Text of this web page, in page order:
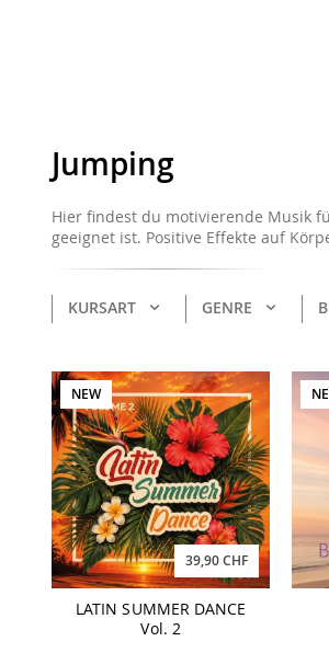
Jumping
Hier findest du motivierende Musik
geeignet ist. Positive Effekte auf
KURSART GENRE
NEW
39,90 CHF
LATIN SUMMER DANCE
Vol. 2